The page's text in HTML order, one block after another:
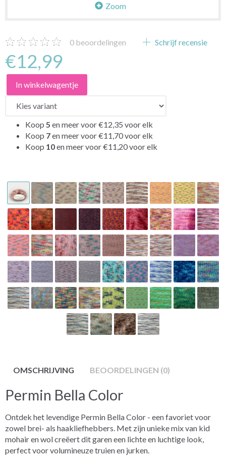
Zoom
0 beoordelingen Schrijf recensie
€12,99
In winkelwagentje
Koop 5 en meer voor€12,35 voor elk
Koop 7en meer voor€11,70voor elk
Koop 10en meer voor€11,20voor elk
OMSCHRIJVING BEOORDELINGEN (0)
Permin Bella Color
Ontdek het levendige Permin Bella Color - een favoriet voor
zowel brei- als haakliefhebbers. Met zijn unieke mix van kid
mohair en wol creëert dit garen een lichte en luchtige look,
perfect voor volumineuze truien en jurken.